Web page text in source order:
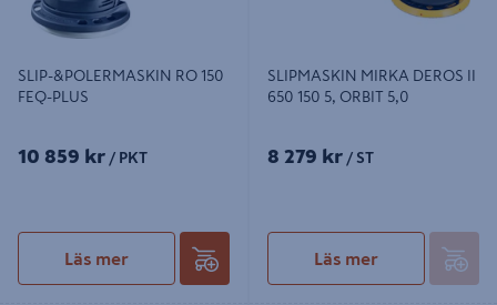
SLIP-&POLERMASKIN RO 150
FEQ-PLUS
10 859 kr / PKT
Läs mer
SLIPMASKIN MIRKA DEROS II
650 150 5, ORBIT 5,0
8 279 kr / ST
Läs mer